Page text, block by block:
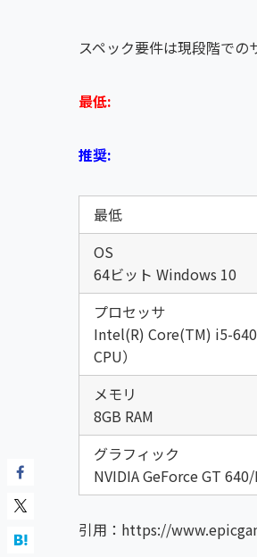
スペック要件は現段階での
最低:
推奨:
最低
OS
64ビット Windows 10
プロセッサ
Intel(R) Core(TM) i5-
CPU）
メモリ
8GB RAM
グラフィック
NVIDIA GeForce GT
引用：https://